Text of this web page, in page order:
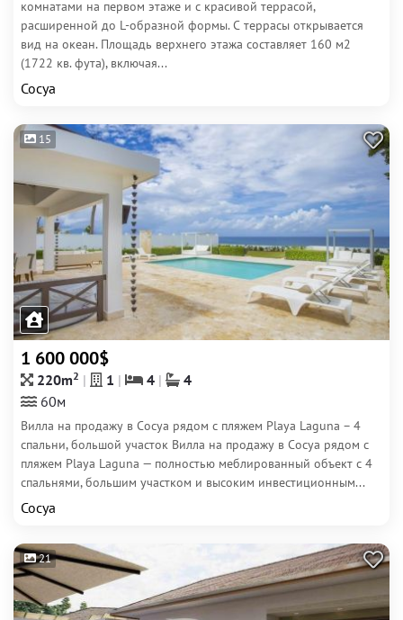
комнатами на первом этаже и с красивой террасой,
расширенной до L-образной формы. С террасы открывается
вид на океан. Площадь верхнего этажа составляет 160 м2
(1722 кв. фута), включая...
Сосуа
15
1 600 000$
220m2 1 4
4
60м
Вилла на продажу в Сосуа рядом с пляжем Playa Laguna – 4
спальни, большой участок Вилла на продажу в Сосуа рядом с
пляжем Playa Laguna — полностью меблированный объект с 4
спальнями, большим участком и высоким инвестиционным...
Сосуа
21